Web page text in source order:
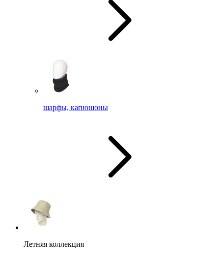
шарфы, капюшоны
Летняя коллекция